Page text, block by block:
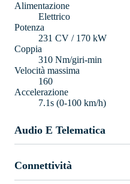
Alimentazione
Elettrico
Potenza
231 CV / 170 kW
Coppia
310 Nm/giri-min
Velocità massima
160
Accelerazione
7.1s (0-100 km/h)
Audio E Telematica
Connettività